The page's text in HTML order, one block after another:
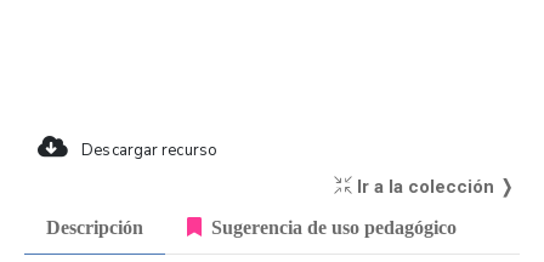
Descargar recurso
Ir a la colección ❭
Descripción Sugerencia de uso pedagógico